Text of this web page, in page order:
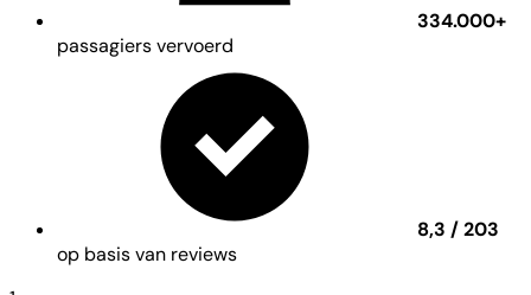
334.000+
passagiers vervoerd
8,3 / 203
op basis van reviews